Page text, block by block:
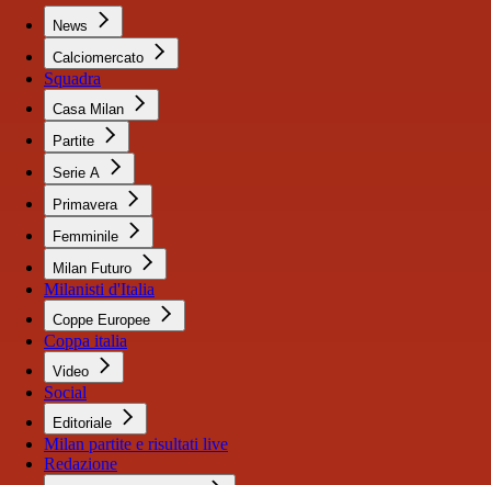
News
Calciomercato
Squadra
Casa Milan
Partite
Serie A
Primavera
Femminile
Milan Futuro
Milanisti d'Italia
Coppe Europee
Coppa italia
Video
Social
Editoriale
Milan partite e risultati live
Redazione